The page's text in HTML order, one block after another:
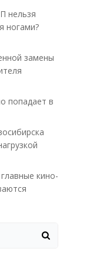
нельзя
ногами?
замены
попадает в
кино-